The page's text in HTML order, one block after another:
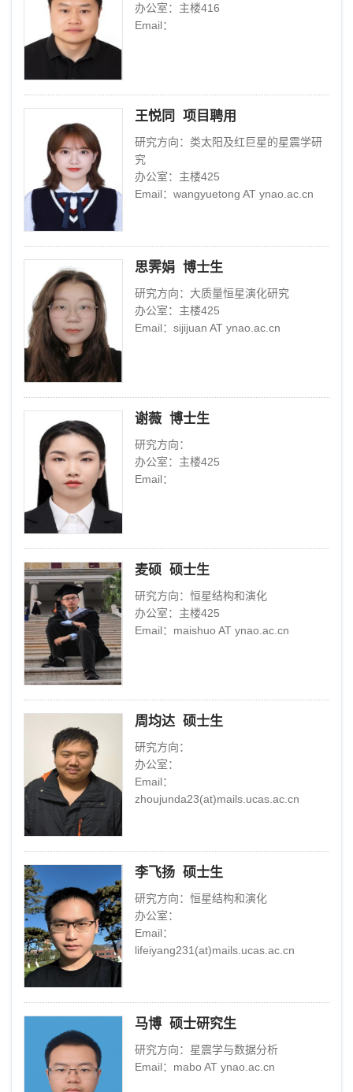
办公室：主楼416
Email：
王悦同 项目聘用
研究方向：类太阳及红巨星的星震学研
究
办公室：主楼425
Email：wangyuetong AT ynao.ac.cn
思霁娟 博士生
研究方向：大质量恒星演化研究
办公室：主楼425
Email：sijijuan AT ynao.ac.cn
谢薇 博士生
研究方向：
办公室：主楼425
Email：
麦硕 硕士生
研究方向：恒星结构和演化
办公室：主楼425
Email：maishuo AT ynao.ac.cn
周均达 硕士生
研究方向：
办公室：
Email：
zhoujunda23(at)mails.ucas.ac.cn
李飞扬 硕士生
研究方向：恒星结构和演化
办公室：
Email：
lifeiyang231(at)mails.ucas.ac.cn
马博 硕士研究生
研究方向：星震学与数据分析
Email：mabo AT ynao.ac.cn